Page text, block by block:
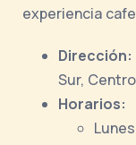
experiencia
Dirección:
Sur,
Horarios: